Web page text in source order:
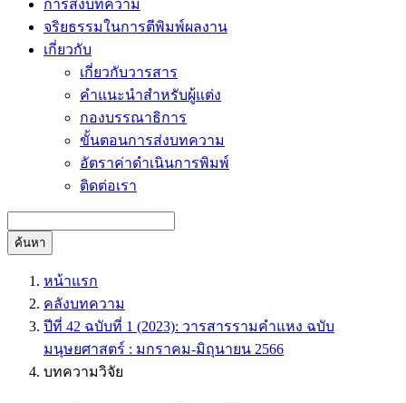
การส่งบทความ
จริยธรรมในการตีพิมพ์ผลงาน
เกี่ยวกับ
เกี่ยวกับวารสาร
คำแนะนำสำหรับผู้แต่ง
กองบรรณาธิการ
ขั้นตอนการส่งบทความ
อัตราค่าดำเนินการพิมพ์
ติดต่อเรา
ค้นหา
หน้าแรก
คลังบทความ
ปีที่ 42 ฉบับที่ 1 (2023): วารสารรามคำแหง ฉบับ
มนุษยศาสตร์ : มกราคม-มิถุนายน 2566
บทความวิจัย